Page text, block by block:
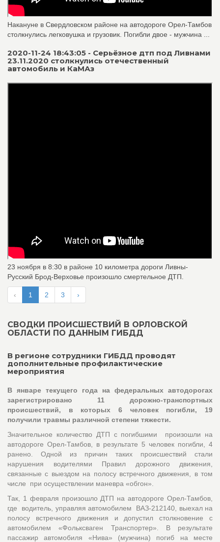
Накануне в Свердловском районе на автодороге Орел-Тамбов
столкнулись легковушка и грузовик. Погибли двое - мужчина ...
2020-11-24 18:43:05 - Серьёзное дтп под Ливнами
23.11.2020 столкнулись отечественный
автомобиль и КаМАз
23 ноября в 8:30 в районе 10 километра дороги Ливны-
Русский Брод-Верховье произошло смертельное ДТП.
‹ 1 2 3 ›
СВОДКИ ПРОИСШЕСТВИЙ В ОРЛОВСКОЙ
ОБЛАСТИ ПО ДАННЫМ ГИБДД
В регионе сотрудники ГИБДД проводят
дополнительные профилактические
мероприятия
В январе текущего года на федеральных автодорогах
зарегистрировано 11 дорожно-транспортных
происшествий, в которых 6 человек погибли, 19
получили травмы различной степени тяжести.
Значительное количество ДТП с погибшими произошли на
автодороге Орел-Тамбов, в результате 5 человек погибли, 4
ранено. Одной из причин таких происшествий стали
нарушения водителями Правил дорожного движения,
связанные с выездом на полосу встречного движения, в том
числе при осуществлении маневра «обгон».
Так, 1 февраля произошло ДТП на автодороге Орел-Тамбов,
где водитель, управляя автомобилем ВАЗ-212140, выехал на
полосу встречного движения и допустил столкновение с
автомобилем «Фольксваген Транспортер». В результате
пассажир автомобиля «Нива» (мужчина) погиб на месте